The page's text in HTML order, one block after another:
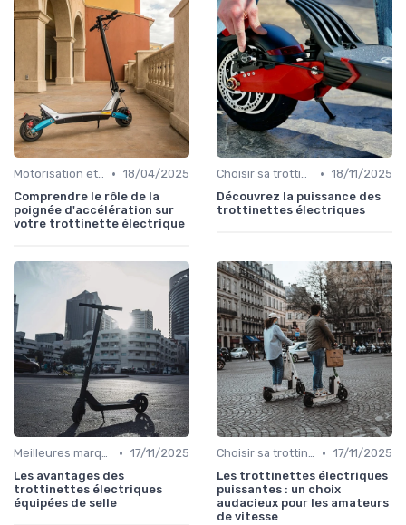
Motorisation et puissance • 18/04/2025
Comprendre le rôle de la
poignée d'accélération sur
votre trottinette électrique
Choisir sa trottinette électrique • 18/11/2025
Découvrez la puissance des
trottinettes électriques
Meilleures marques et modèles • 17/11/2025
Les avantages des
trottinettes électriques
équipées de selle
Choisir sa trottinette électrique • 17/11/2025
Les trottinettes électriques
puissantes : un choix
audacieux pour les amateurs
de vitesse